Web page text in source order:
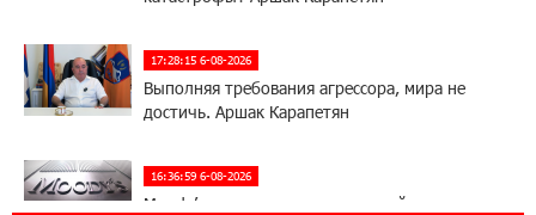
17:28:15 6-08-2026
Выполняя требования агрессора, мира не
достичь. Аршак Карапетян
16:36:59 6-08-2026
Moody’s изменило прогноз по рейтингам